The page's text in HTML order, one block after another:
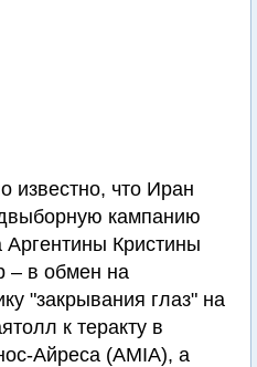
известно, что Иран
кампанию
Кристины
– в обмен на
"закрывания глаз" на
к теракту в
Айреса (AMIA), а